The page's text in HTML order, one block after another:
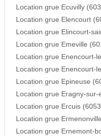
Location grue Ecuvilly
Location grue Elencourt
Location grue Elincourt-
Location grue Emeville
Location grue Enencourt-
Location grue Enencourt-
Location grue Epineuse
Location grue Eragny-sur-
Location grue Ercuis
Location grue
Location grue Ernemont-